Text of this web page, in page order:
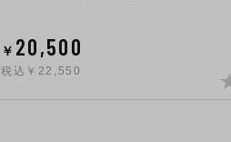
￥ 20,500
税込￥22,550